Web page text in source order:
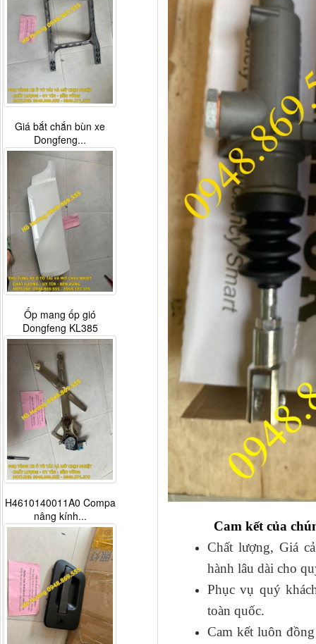
Cam kết của
Chất lượng, Giá
hành lâu dài cho
Phục vụ quý
toàn quốc.
Cam kết luôn
Giá bắt chắn bùn xe
Dongfeng...
Ốp mang ốp gió
Dongfeng KL385
H4610140011A0 Compa
nâng kính...